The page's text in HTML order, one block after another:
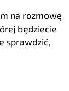
na rozmowę
będziecie
sprawdzić,